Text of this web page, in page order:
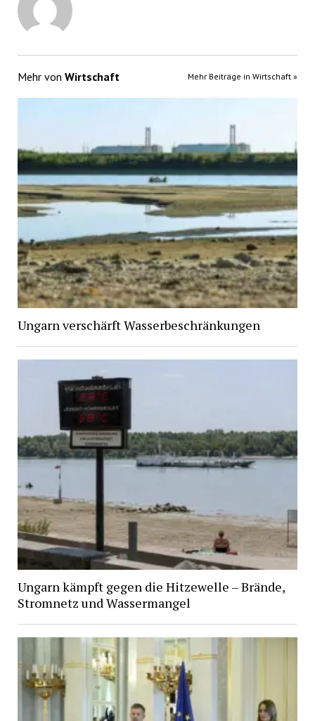
Mehr von Wirtschaft Mehr Beiträge in Wirtschaft »
Ungarn verschärft Wasserbeschränkungen
Ungarn kämpft gegen die Hitzewelle – Brände,
Stromnetz und Wassermangel